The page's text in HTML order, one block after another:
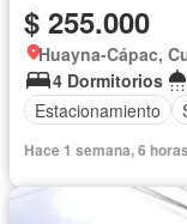
$ 255.000
Huayna-Cápac,
4 Dormitorios
Estacionamiento
Hace 1 semana, 6